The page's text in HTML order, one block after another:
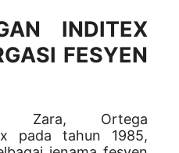
INDITEX
FESYEN
Zara, Ortega
pada tahun 1985,